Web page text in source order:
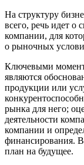
На структуру
всего, речь идет о
компании, для
о рыночных
Ключевыми
являются
продукции или
рынка для него;
деятельности
компании и
финансирования. В
план на будущее.